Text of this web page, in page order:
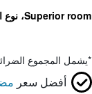
Superior room، نوع السرير غير معروف
*يشمل المجموع
أفضل سعر